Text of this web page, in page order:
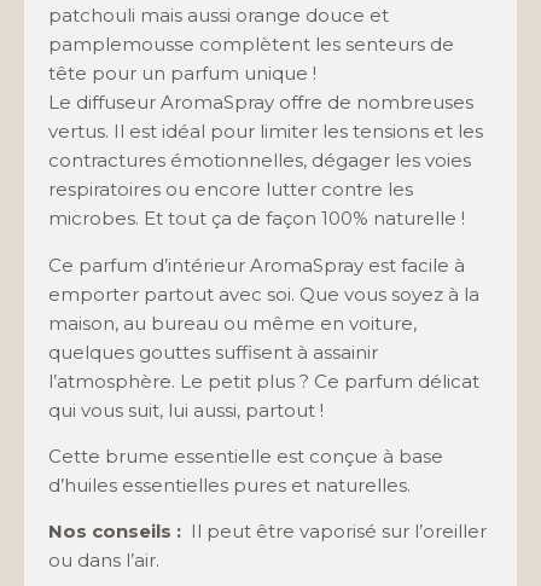
patchouli mais aussi orange douce et
pamplemousse complètent les senteurs de
tête pour un parfum unique !
Le diffuseur AromaSpray offre de nombreuses
vertus. Il est idéal pour limiter les tensions et les
contractures émotionnelles, dégager les voies
respiratoires ou encore lutter contre les
microbes. Et tout ça de façon 100% naturelle !
Ce parfum d’intérieur AromaSpray est facile à
emporter partout avec soi. Que vous soyez à la
maison, au bureau ou même en voiture,
quelques gouttes suffisent à assainir
l’atmosphère. Le petit plus ? Ce parfum délicat
qui vous suit, lui aussi, partout !
Cette brume essentielle est conçue à base
d’huiles essentielles pures et naturelles.
Nos conseils : Il peut être vaporisé sur l’oreiller
ou dans l’air.